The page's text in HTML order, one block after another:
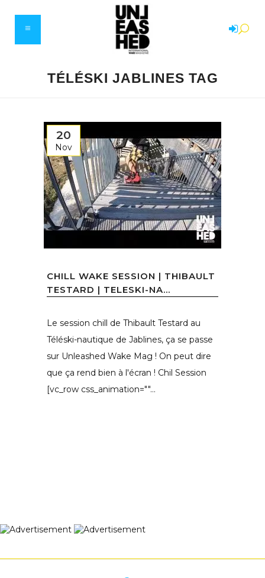
TÉLÉSKI JABLINES TAG
20
Nov
CHILL WAKE SESSION | THIBAULT
TESTARD | TELESKI-NA...
Le session chill de Thibault Testard au
Téléski-nautique de Jablines, ça se passe
sur Unleashed Wake Mag ! On peut dire
que ça rend bien à l'écran ! Chil Session
[vc_row css_animation=""...